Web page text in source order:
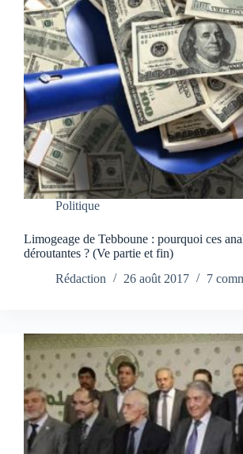
Politique
Limogeage de Tebboune : pourquoi ces
déroutantes ? (Ve partie et fin)
Rédaction
26 août 2017 7